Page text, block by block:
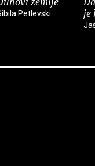
Petlevski
je